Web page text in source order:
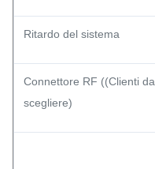
Ritardo del sistema
Connettore RF ((Clienti da
scegliere)